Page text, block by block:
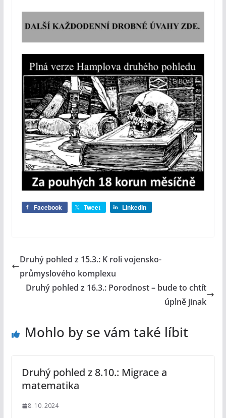
Facebook Tweet LinkedIn
Druhý pohled z 15.3.: K roli vojensko-
průmyslového komplexu
Druhý pohled z 16.3.: Porodnost – bude to chtít
úplně jinak
Mohlo by se vám také líbit
Druhý pohled z 8.10.: Migrace a
matematika
8. 10. 2024